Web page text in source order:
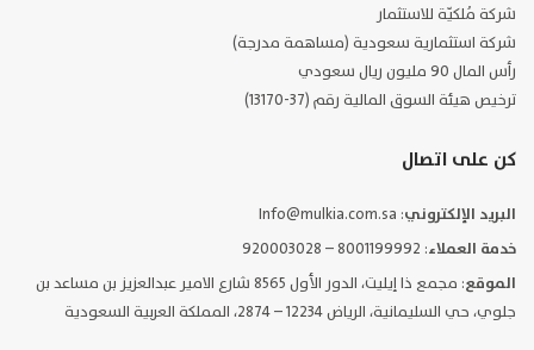
شركة مُلكيّة للاستثمار
شركة استثمارية سعودية (مساهمة مدرجة)
رأس المال 90 مليون ريال سعودي
ترخيص هيئة السوق المالية رقم (37-13170)
كن على اتصال
البريد الإلكتروني: Info@mulkia.com.sa
خدمة العملاء: 8001199992 – 920003028
الموقع
: مجمع ذا إيليت، الدور الأول 8565 شارع الامير عبدالعزيز بن مساعد بن
جلوي، حي السليمانية، الرياض 12234 – 2874، المملكة العربية السعودية